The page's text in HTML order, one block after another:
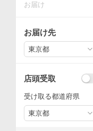
お届け
お届け先
東京都
店頭受取
受け取る都道府県
東京都